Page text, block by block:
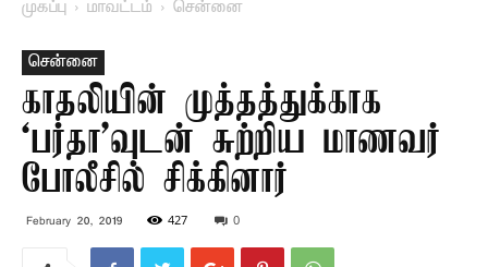
முகப்பு மாவட்டம் சென்னை
சென்னை
காதலியின் முத்தத்துக்காக
‘பர்தா’வுடன் சுற்றிய மாணவர்
போலீசில் சிக்கினார்
February 20, 2019 427 0